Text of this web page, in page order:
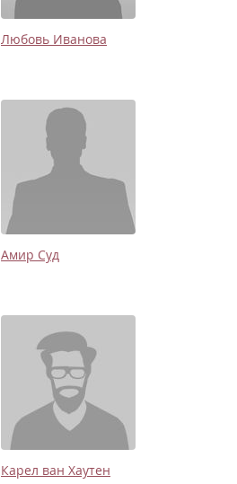
Любовь Иванова
Амир Суд
Карел ван Хаутен